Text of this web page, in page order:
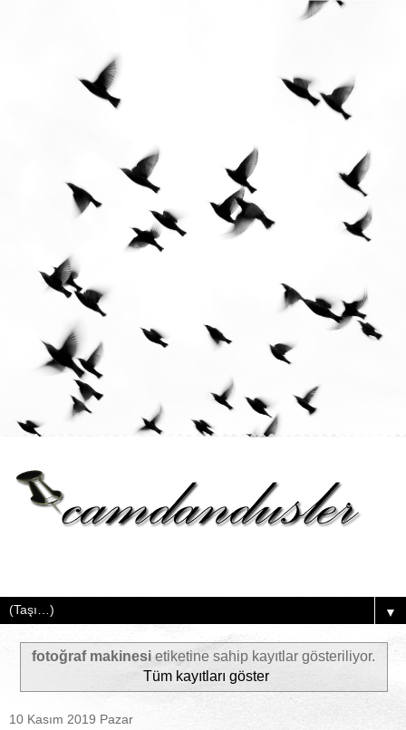
▼
fotoğraf makinesietiketine sahip kayıtlar gösteriliyor.
Tüm kayıtları göster
10 Kasım 2019 Pazar